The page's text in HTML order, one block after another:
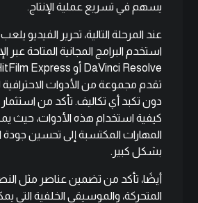
يسهم في تسريع عملية الإنتاج.
عند المرحلة التالية، تحرير الفيديو
استخدم البرامج المجانية المتاحة عبر
تقدم مجموعة من الأدوات الاحترافية
دون تكبد أي تكاليف. تأكد من
كيفية استخدام هذه الأدوات، حيث
المهارات المكتسبة إلى تحسين جودة
بشكل كبير.
أيضًا، تأكد من تضمين عناصر مثل
المتحركة، والموسيقى الخلفية التي